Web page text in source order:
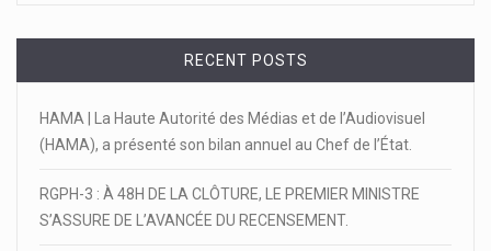
RECENT POSTS
HAMA | La Haute Autorité des Médias et de l’Audiovisuel
(HAMA), a présenté son bilan annuel au Chef de l’État.
RGPH-3 : À 48H DE LA CLÔTURE, LE PREMIER MINISTRE
S’ASSURE DE L’AVANCÉE DU RECENSEMENT.